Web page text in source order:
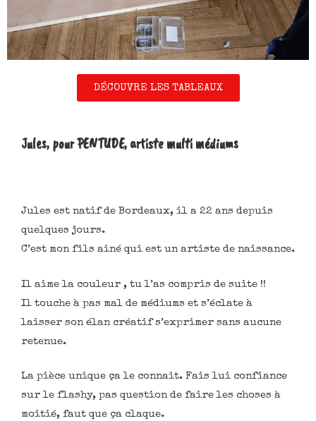
DÉCOUVRE LES TABLEAUX
Jules, pour PENTUDE, artiste multi médiums
Jules est natif de Bordeaux, il a 22 ans depuis
quelques jours.
C’est mon fils ainé qui est un artiste de naissance.
Il aime la couleur , tu l’as compris de suite !!
Il touche à pas mal de médiums et s’éclate à
laisser son élan créatif s’exprimer sans aucune
retenue.
La pièce unique ça le connait. Fais lui confiance
sur le flashy, pas question de faire les choses à
moitié, faut que ça claque.